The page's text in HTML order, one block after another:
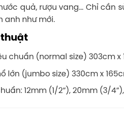
quả, rượu vang… Chỉ cần
anh như mới.
thuật
chuẩn (normal size) 303cm x
lớn (jumbo size) 330cm x
12mm (1/2”), 20mm (3/4”),